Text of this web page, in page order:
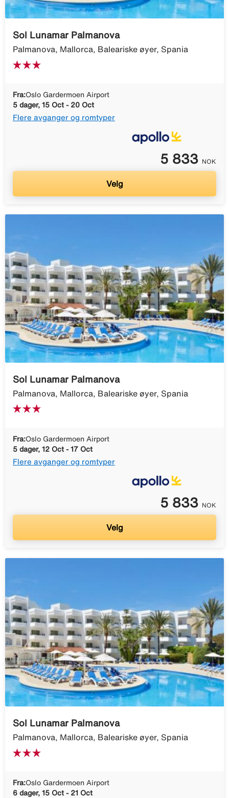
Sol Lunamar Palmanova
Palmanova, Mallorca, Baleariske øyer, Spania
Fra:Oslo Gardermoen Airport
5 dager, 15 Oct - 20 Oct
Flere avganger og romtyper
5 833 NOK
Velg
Sol Lunamar Palmanova
Palmanova, Mallorca, Baleariske øyer, Spania
Fra:Oslo Gardermoen Airport
5 dager, 12 Oct - 17 Oct
Flere avganger og romtyper
5 833 NOK
Velg
Sol Lunamar Palmanova
Palmanova, Mallorca, Baleariske øyer, Spania
Fra:Oslo Gardermoen Airport
6 dager, 15 Oct - 21 Oct